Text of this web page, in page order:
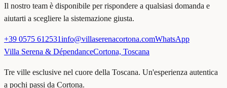
Il nostro team è disponibile per rispondere a qualsiasi domanda e
aiutarti a scegliere la sistemazione giusta.
+39 0575 612531info@villaserenacortona.comWhatsApp
Villa Serena & DépendanceCortona, Toscana
Tre ville esclusive nel cuore della Toscana. Un'esperienza autentica
a pochi passi da Cortona.